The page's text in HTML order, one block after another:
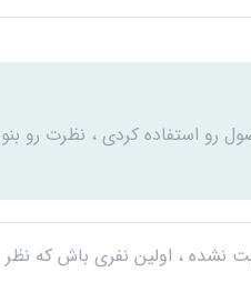
رو استفاده کردی ، نظرت رو
نشده ، اولین نفری باش که نظر